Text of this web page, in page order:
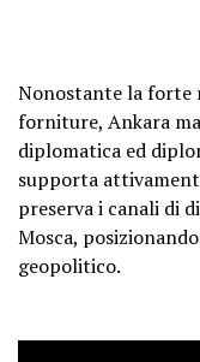
Nonostante la forte
forniture, Ankara
diplomatica ed
supporta
preserva i canali di
Mosca,
geopolitico.